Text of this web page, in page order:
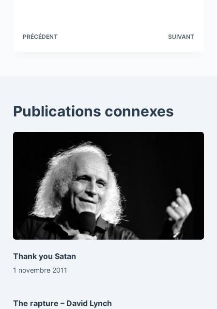
PRÉCÉDENT SUIVANT
Publications connexes
Thank you Satan
1 novembre 2011
The rapture – David Lynch